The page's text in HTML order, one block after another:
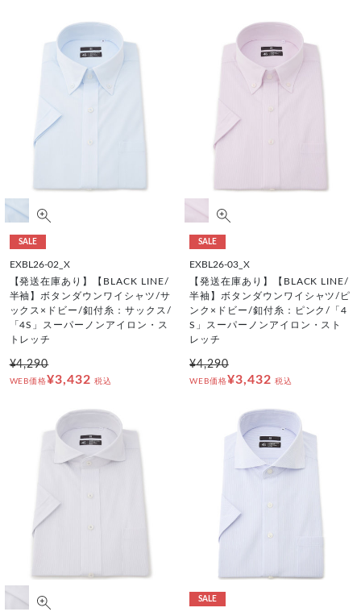
SALE
EXBL26-02_X
【発送在庫あり】【BLACK LINE/
半袖】ボタンダウンワイシャツ/サ
ックス×ドビー/釦付糸：サックス/
「4S」スーパーノンアイロン・ス
トレッチ
¥4,290
WEB価格¥3,432 税込
SALE
EXBL26-03_X
【発送在庫あり】【BLACK LINE/
半袖】ボタンダウンワイシャツ/ピ
ンク×ドビー/釦付糸：ピンク/「4
S」スーパーノンアイロン・スト
レッチ
¥4,290
WEB価格¥3,432 税込
SALE